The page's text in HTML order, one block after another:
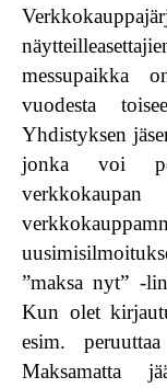
messupaikka
vuodesta
Yhdistyksen
jonka voi
”maksa nyt” -
Kun olet
esim.
Maksamatta